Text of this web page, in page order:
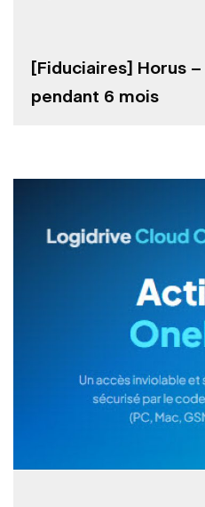
[Fiduciaires] Horus
pendant 6 mois